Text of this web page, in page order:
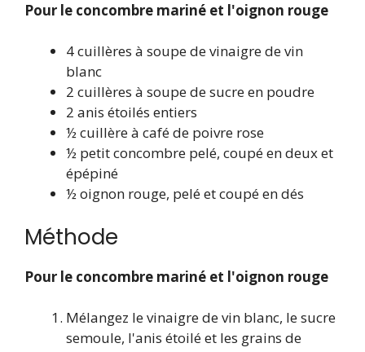
Pour le concombre mariné et l'oignon rouge
4 cuillères à soupe de vinaigre de vin
blanc
2 cuillères à soupe de sucre en poudre
2 anis étoilés entiers
½ cuillère à café de poivre rose
½ petit concombre pelé, coupé en deux et
épépiné
½ oignon rouge, pelé et coupé en dés
Méthode
Pour le concombre mariné et l'oignon rouge
Mélangez le vinaigre de vin blanc, le sucre
semoule, l'anis étoilé et les grains de